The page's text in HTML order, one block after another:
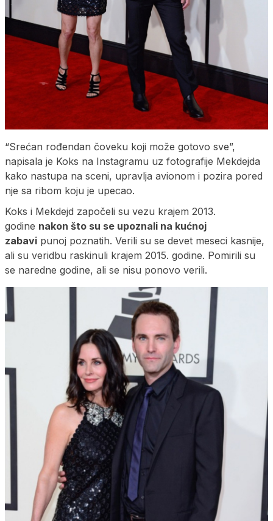
“Srećan rođendan čoveku koji može gotovo sve”,
napisala je Koks na Instagramu uz fotografije Mekdejda
kako nastupa na sceni, upravlja avionom i pozira pored
nje sa ribom koju je upecao.
Koks i Mekdejd započeli su vezu krajem 2013.
godine nakon što su se upoznali na kućnoj
zabavi punoj poznatih. Verili su se devet meseci kasnije,
ali su veridbu raskinuli krajem 2015. godine. Pomirili su
se naredne godine, ali se nisu ponovo verili.